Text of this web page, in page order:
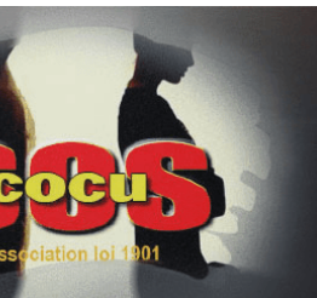
dont l'objet est le soutien aux victimes d'adultère.
moral pour traverser une situation